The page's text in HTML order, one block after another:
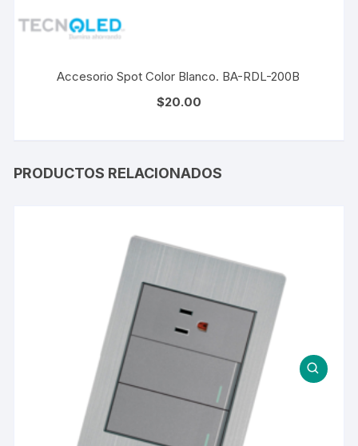
Accesorio Spot Color Blanco. BA-RDL-200B
$20.00
PRODUCTOS RELACIONADOS